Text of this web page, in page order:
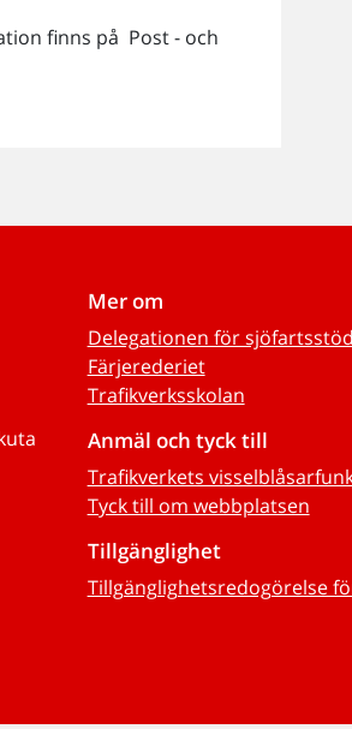
finns på Post - och
Mer om
Delegationen för sjöfartsstöd
Färjerederiet
Trafikverksskolan
Anmäl och tyck till
Trafikverkets
Tyck till om webbplatsen
Tillgänglighet
Tillgänglighetsredogörelse